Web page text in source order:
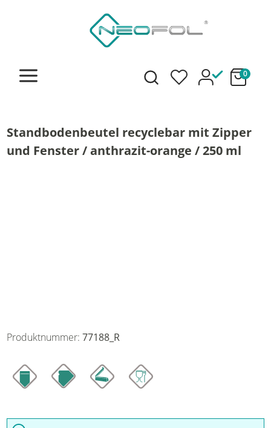
0
Standbodenbeutel recyclebar mit Zipper
und Fenster / anthrazit-orange / 250 ml
Produktnummer:77188_R